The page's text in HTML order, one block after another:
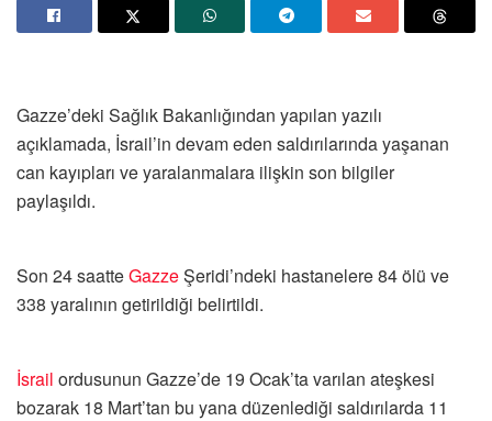
Gazze’deki Sağlık Bakanlığından yapılan yazılı
açıklamada, İsrail’in devam eden saldırılarında yaşanan
can kayıpları ve yaralanmalara ilişkin son bilgiler
paylaşıldı.
Son 24 saatteGazzeŞeridi’ndeki hastanelere 84 ölü ve
338 yaralının getirildiği belirtildi.
İsrail ordusunun Gazze’de 19 Ocak’ta varılan ateşkesi
bozarak 18 Mart’tan bu yana düzenlediği saldırılarda 11